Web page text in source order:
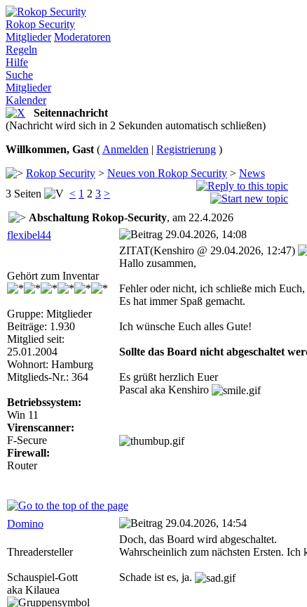
Rokop Security
Mitglieder Moderatoren
Regeln
Hilfe
Suche
Mitglieder
Kalender
Seitennachricht
(Nachricht wird sich in 2 Sekunden automatisch schließen)
Willkommen, Gast ( Anmelden | Registrierung )
Rokop Security > Neues von Rokop Security > News
3 Seiten
< 1 2 3 >
Abschaltung Rokop-Security, am 22.4.2026
flexibel44
29.04.2026, 14:08
Gehört zum Inventar
Gruppe: Mitglieder
Beiträge: 1.930
Mitglied seit:
25.01.2004
Wohnort: Hamburg
Mitglieds-Nr.: 364
Betriebssystem:
Win 11
Virenscanner:
F-Secure
Firewall:
Router
ZITAT(Kenshiro @ 29.04.2026, 12:47)
Hallo zusammen,
Fehler oder nicht, ich schließe mich
Es hat immer Spaß gemacht.
Ich wünsche Euch alles Gute!
Sollte das Board nicht abgeschaltet
Es grüßt herzlich Euer
Pascal aka Kenshiro
Domino 29.04.2026, 14:54
Threadersteller
Schauspiel-Gott
aka Kilauea
Doch, das Board wird abgeschaltet.
Wahrscheinlich zum nächsten Ersten. Ich
Schade ist es, ja.